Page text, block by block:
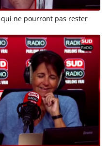
ne pourront pas rester